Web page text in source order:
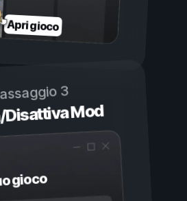
Apri gioco
3
Mod
gioco